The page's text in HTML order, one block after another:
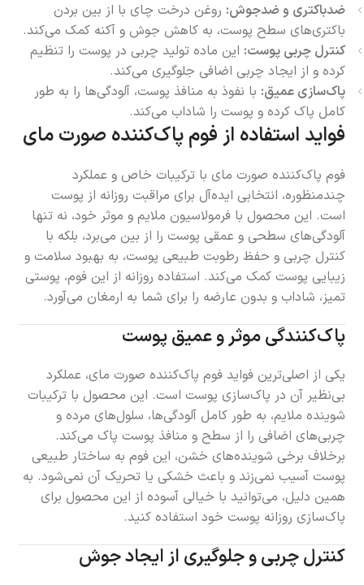
ضدباکتری و ضدجوش: روغن درخت چای با از بین بردن
باکتری‌های سطح پوست، به کاهش جوش و آکنه کمک می‌کند.
کنترل چربی پوست: این ماده تولید چربی در پوست را تنظیم
کرده و از ایجاد چربی اضافی جلوگیری می‌کند.
پاک‌سازی عمیق: با نفوذ به منافذ پوست، آلودگی‌ها را به طور
کامل پاک کرده و پوست را شاداب می‌کند.
فواید استفاده از فوم پاک‌کننده صورت مای
فوم پاک‌کننده صورت مای با ترکیبات خاص و عملکرد
چندمنظوره، انتخابی ایده‌آل برای مراقبت روزانه از پوست
است. این محصول با فرمولاسیون ملایم و موثر خود، نه تنها
آلودگی‌های سطحی و عمقی پوست را از بین می‌برد، بلکه با
کنترل چربی و حفظ رطوبت طبیعی پوست، به بهبود سلامت و
زیبایی پوست کمک می‌کند. استفاده روزانه از این فوم، پوستی
تمیز، شاداب و بدون عارضه را برای شما به ارمغان می‌آورد.
پاک‌کنندگی موثر و عمیق پوست
یکی از اصلی‌ترین فواید فوم پاک‌کننده صورت مای، عملکرد
بی‌نظیر آن در پاک‌سازی پوست است. این محصول با ترکیبات
شوینده ملایم، به طور کامل آلودگی‌ها، سلول‌های مرده و
چربی‌های اضافی را از سطح و منافذ پوست پاک می‌کند.
برخلاف برخی شوینده‌های خشن، این فوم به ساختار طبیعی
پوست آسیب نمی‌زند و باعث خشکی یا تحریک آن نمی‌شود. به
همین دلیل، می‌توانید با خیالی آسوده از این محصول برای
پاک‌سازی روزانه پوست خود استفاده کنید.
کنترل چربی و جلوگیری از ایجاد جوش